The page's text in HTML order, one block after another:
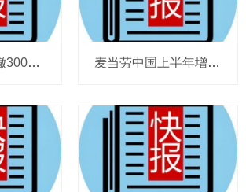
喜力上半年裁撤3000岗位，太古可口可乐总裁说饮料品类增长态势良好，华润饮料下半年要打三场关键战役，帝亚吉欧新帅努力应对白酒市场影响 麦当劳中国上半年增至8114家，达能CEO称现阶段更具进攻性，“小酒馆”海伦司盈警，现代牧业完成收购中国圣牧股权，茶颜悦色合肥首店开业